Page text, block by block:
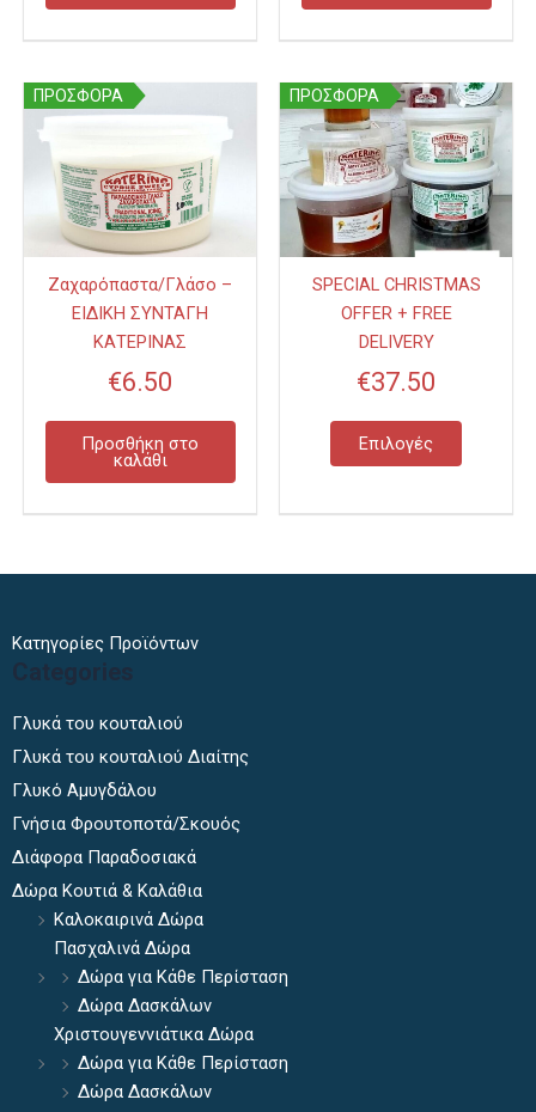
ΠΡΟΣΦΟΡΑ
Ζαχαρόπαστα/Γλάσο –
ΕΙΔΙΚΗ ΣΥΝΤΑΓΗ
ΚΑΤΕΡΙΝΑΣ
€6.50
Προσθήκη στο
καλάθι
ΠΡΟΣΦΟΡΑ
SPECIAL CHRISTMAS
OFFER + FREE
DELIVERY
€37.50
Επιλογές
Αυτό
το
προϊόν
έχει
επιλογές
του
Κατηγορίες Προϊόντων
Categories
Γλυκά του κουταλιού
Γλυκά του κουταλιού Διαίτης
Γλυκό Αμυγδάλου
Γνήσια Φρουτοποτά/Σκουός
Διάφορα Παραδοσιακά
Δώρα Κουτιά & Καλάθια
Καλοκαιρινά Δώρα
Πασχαλινά Δώρα
Δώρα για Κάθε Περίσταση
Δώρα Δασκάλων
Χριστουγεννιάτικα Δώρα
Δώρα για Κάθε Περίσταση
Δώρα Δασκάλων